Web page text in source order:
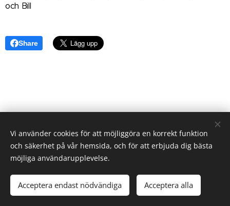
och Bill
Share
2023 Alla rättigheter reserverade
Skapad medWebnode Cookies
Vi använder cookies för att möjliggöra en korrekt funktion
och säkerhet på vår hemsida, och för att erbjuda dig bästa
möjliga användarupplevelse.
Acceptera endast nödvändiga Acceptera alla